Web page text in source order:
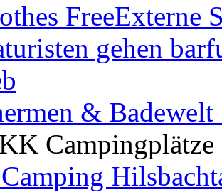
FreeExterne
gehen
& Badewelt
Campingplätze
Camping